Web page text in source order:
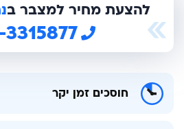
להצעת מחיר למצבר ב
חוסכים זמן יקר